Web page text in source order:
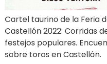
Cartel taurino de la Feria
Castellón 2022: Corridas
festejos populares.
sobre toros en Castellón.